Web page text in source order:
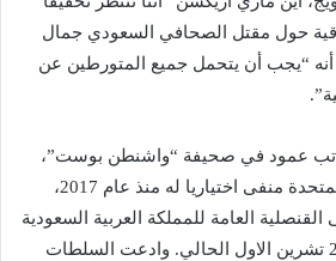
حول مقتل الصحافي السعودي ​جمال
“يجب أن يتحمل جميع المتورطين عن
عمود في صحيفة “واشنطن بوست”،
بعدما اتخذ من الولايات المتحدة منفى اختياريا له منذ عام 2017،
العامة للمملكة العربية السعودية
في ​إسطنبول​ ب​تركيا​ يوم 2 تشرين الاول الحالي. وادعت السلطات